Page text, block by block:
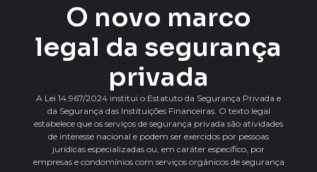
O novo marco
legal da segurança
privada
A Lei 14.967/2024 institui o Estatuto da Segurança Privada e
da Segurança das Instituições Financeiras. O texto legal
estabelece que os serviços de segurança privada são atividades
de interesse nacional e podem ser exercidos por pessoas
jurídicas especializadas ou, em caráter específico, por
empresas e condomínios com serviços orgânicos de segurança